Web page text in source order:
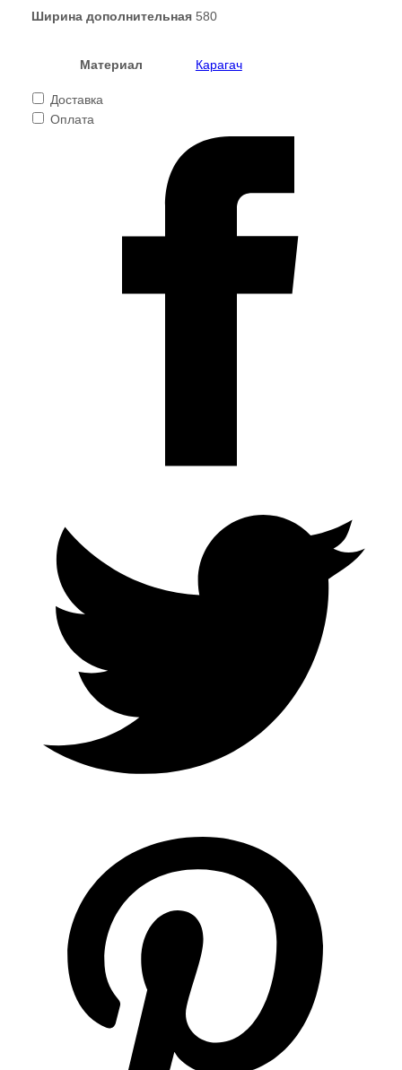
Ширина дополнительная 580
Материал Карагач
Доставка
Оплата